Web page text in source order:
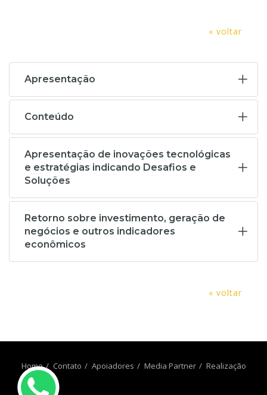
« voltar
Apresentação
Conteúdo
Apresentação de inovações tecnológicas
e estratégias indicando Desafios e
Soluções
Retorno sobre investimento, geração de
negócios e outros indicadores
econômicos
« voltar
Home Contato Apoiadores Media Partner Realização